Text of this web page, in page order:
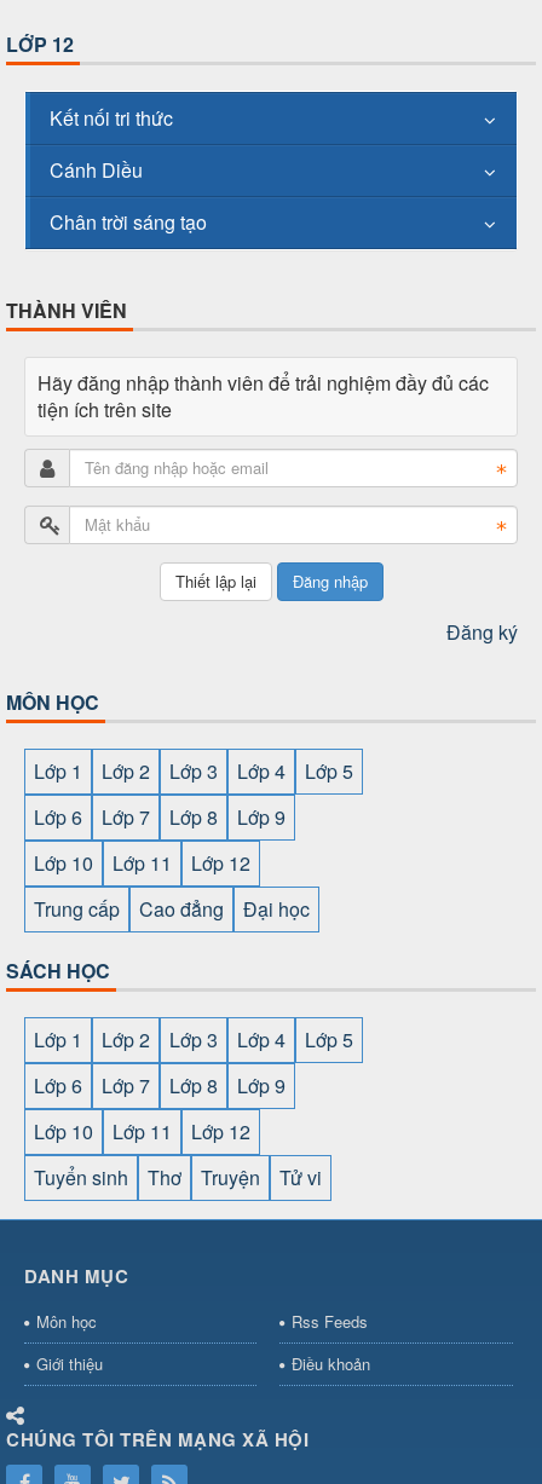
LỚP 12
Kết nối tri thức
Cánh Diều
Chân trời sáng tạo
THÀNH VIÊN
Hãy đăng nhập thành viên để trải nghiệm đầy đủ các
tiện ích trên site
Đăng nhập
Đăng ký
MÔN HỌC
Lớp 1 Lớp 2 Lớp 3 Lớp 4
Lớp 5
Lớp 6
Lớp 7 Lớp 8
Lớp 9
Lớp 10
Lớp 11
Lớp 12
Trung cấp
Cao đẳng Đại học
SÁCH HỌC
Lớp 1 Lớp 2 Lớp 3 Lớp 4
Lớp 5
Lớp 6
Lớp 7 Lớp 8
Lớp 9
Lớp 10
Lớp 11
Lớp 12
Tuyển sinh
Thơ Truyện Tử vi
cái OPEN88⇔
⇔https://gameb52a.club/ https://new88.biz/
bài⇔bóng đá trực tiếp⇔fly88
select⇔https://xocdiaonline.ae ⇔https://cm88.dad/
⇔F168⇔https://f168.tech/ ⇔cm88⇔https://
bet.com/
nha
cai⇔ U888 ⇔https://b52club.pizza
DANH MỤC
Môn học
Rss Feeds
Giới thiệu
Điều khoản
CHÚNG TÔI TRÊN MẠNG XÃ HỘI